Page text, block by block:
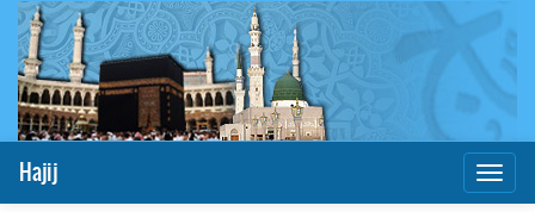
Hajij